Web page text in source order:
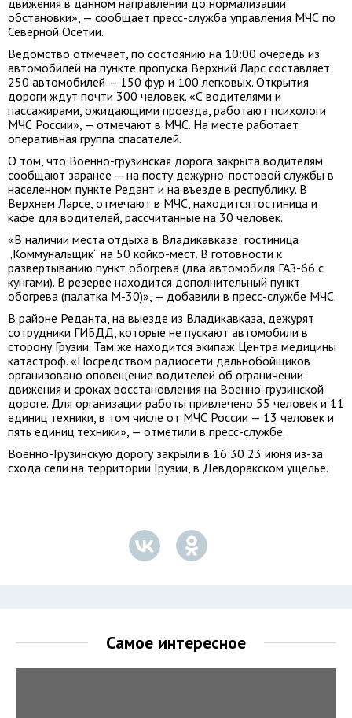
движения в данном направлении до нормализации
обстановки», — сообщает пресс-служба управления МЧС по
Северной Осетии.
Ведомство отмечает, по состоянию на 10:00 очередь из
автомобилей на пункте пропуска Верхний Ларс составляет
250 автомобилей — 150 фур и 100 легковых. Открытия
дороги ждут почти 300 человек. «С водителями и
пассажирами, ожидающими проезда, работают психологи
МЧС России», — отмечают в МЧС. На месте работает
оперативная группа спасателей.
О том, что Военно-грузинская дорога закрыта водителям
сообщают заранее — на посту дежурно-постовой службы в
населенном пункте Редант и на въезде в республику. В
Верхнем Ларсе, отмечают в МЧС, находится гостиница и
кафе для водителей, рассчитанные на 30 человек.
«В наличии места отдыха в Владикавказе: гостиница
„Коммунальщик“ на 50 койко-мест. В готовности к
развертыванию пункт обогрева (два автомобиля ГАЗ-66 с
кунгами). В резерве находится дополнительный пункт
обогрева (палатка М-30)», — добавили в пресс-службе МЧС.
В районе Реданта, на выезде из Владикавказа, дежурят
сотрудники ГИБДД, которые не пускают автомобили в
сторону Грузии. Там же находится экипаж Центра медицины
катастроф. «Посредством радиосети дальнобойщиков
организовано оповещение водителей об ограничении
движения и сроках восстановления на Военно-грузинской
дороге. Для организации работы привлечено 55 человек и 11
единиц техники, в том числе от МЧС России — 13 человек и
пять единиц техники», — отметили в пресс-службе.
Военно-Грузинскую дорогу закрыли в 16:30 23 июня из-за
схода сели на территории Грузии, в Девдоракском ущелье.
Самое интересное